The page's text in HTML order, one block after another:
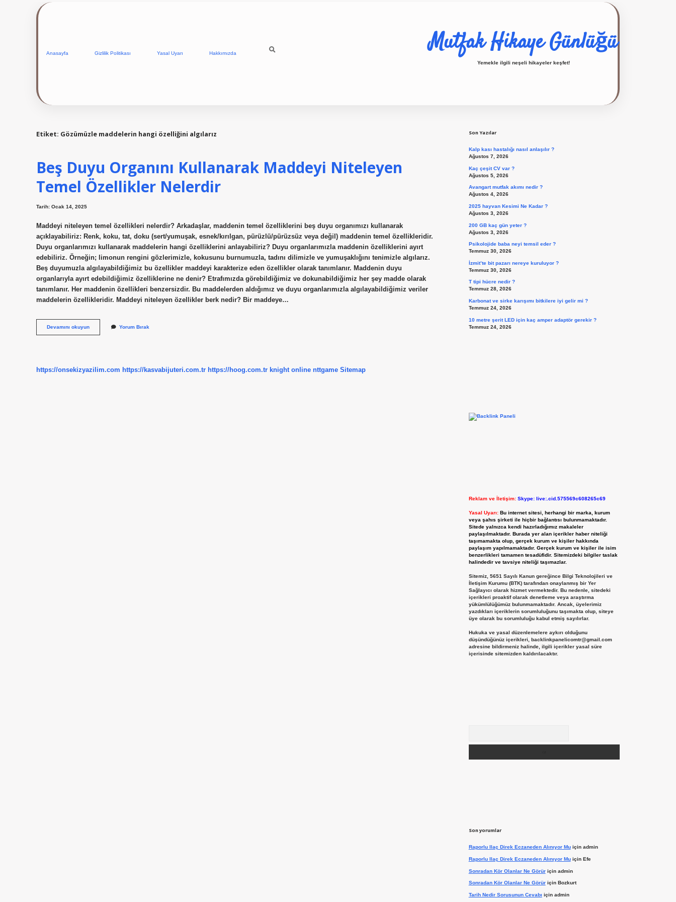
Anasayfa Gizlilik Politikası Yasal Uyarı Hakkımızda Mutfak Hikaye Günlüğü
Yemekle ilgili neşeli hikayeler keşfet!
Etiket: Gözümüzle maddelerin hangi özelliğini algılarız
Beş Duyu Organını Kullanarak Maddeyi Niteleyen
Temel Özellikler Nelerdir
Tarih: Ocak 14, 2025
Maddeyi niteleyen temel özellikleri nelerdir? Arkadaşlar, maddenin temel özelliklerini beş duyu organımızı kullanarak
açıklayabiliriz: Renk, koku, tat, doku (sert/yumuşak, esnek/kırılgan, pürüzlü/pürüzsüz veya değil) maddenin temel özellikleridir.
Duyu organlarımızı kullanarak maddelerin hangi özelliklerini anlayabiliriz? Duyu organlarımızla maddenin özelliklerini ayırt
edebiliriz. Örneğin; limonun rengini gözlerimizle, kokusunu burnumuzla, tadını dilimizle ve yumuşaklığını tenimizle algılarız.
Beş duyumuzla algılayabildiğimiz bu özellikler maddeyi karakterize eden özellikler olarak tanımlanır. Maddenin duyu
organlarıyla ayırt edebildiğimiz özelliklerine ne denir? Etrafımızda görebildiğimiz ve dokunabildiğimiz her şey madde olarak
tanımlanır. Her maddenin özellikleri benzersizdir. Bu maddelerden aldığımız ve duyu organlarımızla algılayabildiğimiz veriler
maddelerin özellikleridir. Maddeyi niteleyen özellikler berk nedir? Bir maddeye…
Devamını okuyunBeş
Duyu
Temel
Yorum Bırak
https://onsekizyazilim.com https://kasvabijuteri.com.tr https://hoog.com.tr knight online nttgame Sitemap
Son Yazılar
Kalp kası hastalığı nasıl anlaşılır ?
Ağustos 7, 2026
Kaç çeşit CV var ?
Ağustos 5, 2026
Avangart mutfak akımı nedir ?
Ağustos 4, 2026
2025 hayvan Kesimi Ne Kadar ?
Ağustos 3, 2026
200 GB kaç gün yeter ?
Ağustos 3, 2026
Psikolojide baba neyi temsil eder ?
Temmuz 30, 2026
İzmit’te bit pazarı nereye kuruluyor ?
Temmuz 30, 2026
T tipi hücre nedir ?
Temmuz 28, 2026
Karbonat ve sirke karışımı bitkilere iyi gelir mi ?
Temmuz 24, 2026
10 metre şerit LED için kaç amper adaptör gerekir ?
Temmuz 24, 2026
Reklam ve İletişim: Skype: live:.cid.575569c608265c69
Yasal Uyarı: Bu internet sitesi, herhangi bir marka, kurum
veya şahıs şirketi ile hiçbir bağlantısı bulunmamaktadır.
Sitede yalnızca kendi hazırladığımız makaleler
paylaşılmaktadır. Burada yer alan içerikler haber niteliği
taşımamakta olup, gerçek kurum ve kişiler hakkında
paylaşım yapılmamaktadır. Gerçek kurum ve kişiler ile isim
benzerlikleri tamamen tesadüfidir. Sitemizdeki bilgiler taslak
halindedir ve tavsiye niteliği taşımazlar.
Sitemiz, 5651 Sayılı Kanun gereğince Bilgi Teknolojileri ve
İletişim Kurumu (BTK) tarafından onaylanmış bir Yer
Sağlayıcı olarak hizmet vermektedir. Bu nedenle, sitedeki
içerikleri proaktif olarak denetleme veya araştırma
yükümlülüğümüz bulunmamaktadır. Ancak, üyelerimiz
yazdıkları içeriklerin sorumluluğunu taşımakta olup, siteye
üye olarak bu sorumluluğu kabul etmiş sayılırlar.
Hukuka ve yasal düzenlemelere aykırı olduğunu
düşündüğünüz içerikleri, backlinkpanelicomtr@gmail.com
adresine bildirmeniz halinde, ilgili içerikler yasal süre
içerisinde sitemizden kaldırılacaktır.
Son yorumlar
Raporlu Ilaç Direk Eczaneden Alınıyor Muiçin admin
Raporlu Ilaç Direk Eczaneden Alınıyor Muiçin Efe
Sonradan Kör Olanlar Ne Görüriçin admin
Sonradan Kör Olanlar Ne Görüriçin Bozkurt
Tarih Nedir Sorusunun Cevabı için admin